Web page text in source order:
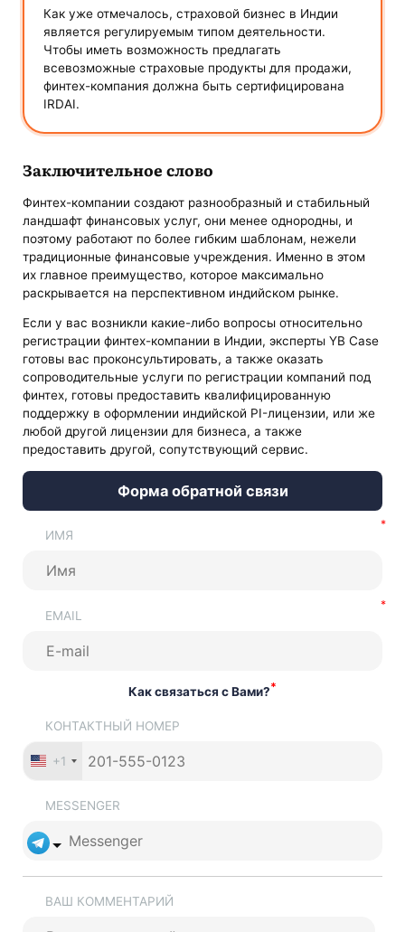
Как уже отмечалось, страховой бизнес в Индии
является регулируемым типом деятельности.
Чтобы иметь возможность предлагать
всевозможные страховые продукты для продажи,
финтех-компания должна быть сертифицирована
IRDAI.
Заключительное слово
Финтех-компании создают разнообразный и стабильный
ландшафт финансовых услуг, они менее однородны, и
поэтому работают по более гибким шаблонам, нежели
традиционные финансовые учреждения. Именно в этом
их главное преимущество, которое максимально
раскрывается на перспективном индийском рынке.
Если у вас возникли какие-либо вопросы относительно
регистрации финтех-компании в Индии, эксперты YB Case
готовы вас проконсультировать, а также оказать
сопроводительные услуги по регистрации компаний под
финтех, готовы предоставить квалифицированную
поддержку в оформлении индийской PI-лицензии, или же
любой другой лицензии для бизнеса, а также
предоставить другой, сопутствующий сервис.
Форма обратной связи
ИМЯ
EMAIL
Как связаться с Вами?*
КОНТАКТНЫЙ НОМЕР
+1
MESSENGER
ВАШ КОММЕНТАРИЙ